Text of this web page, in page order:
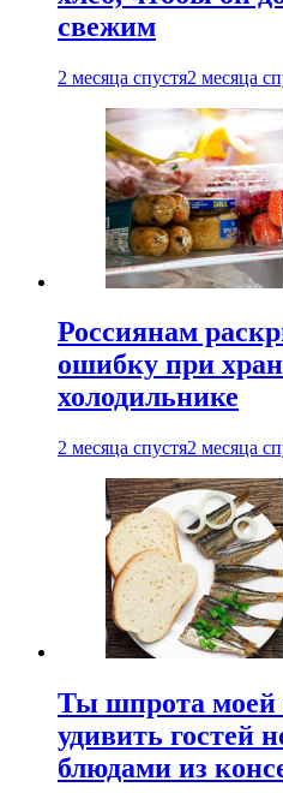
свежим
2 месяца спустя2 месяца
Россиянам
ошибку при
холодильнике
2 месяца спустя2 месяца
Ты шпрота
удивить гостей
блюдами из